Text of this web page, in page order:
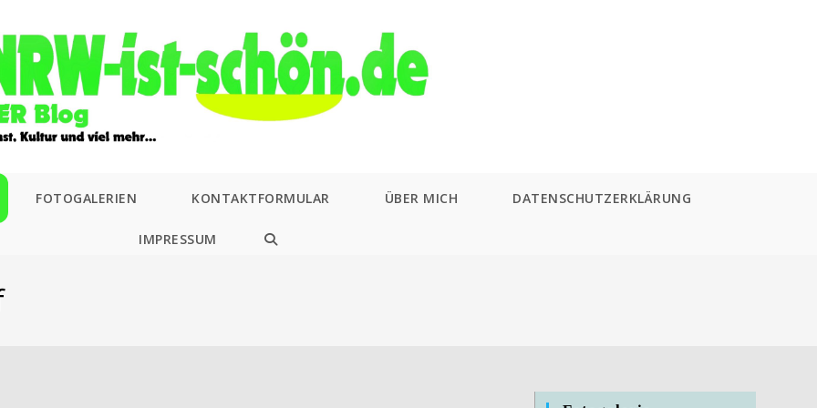
FOTOGALERIEN KONTAKTFORMULAR ÜBER MICH DATENSCHUTZERKLÄRUNG
IMPRESSUM
WEBSITE-